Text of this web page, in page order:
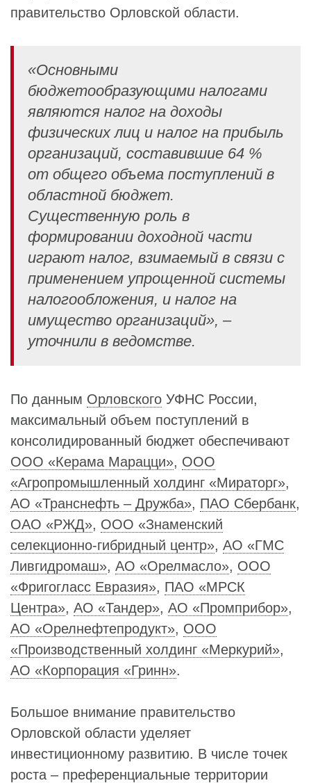
правительство Орловской области.
«Основными
бюджетообразующими налогами
являются налог на доходы
физических лиц и налог на прибыль
организаций, составившие 64 %
от общего объема поступлений в
областной бюджет.
Существенную роль в
формировании доходной части
играют налог, взимаемый в связи с
применением упрощенной системы
налогообложения, и налог на
имущество организаций», –
уточнили в ведомстве.
По данным Орловского УФНС России,
максимальный объем поступлений в
консолидированный бюджет обеспечивают
ООО «Керама Марацци», ООО
«Агропромышленный холдинг «Мираторг»,
АО «Транснефть – Дружба», ПАО Сбербанк,
ОАО «РЖД», ООО «Знаменский
селекционно-гибридный центр», АО «ГМС
Ливгидромаш», АО «Орелмасло», ООО
«Фригогласс Евразия», ПАО «МРСК
Центра», АО «Тандер», АО «Промприбор»,
АО «Орелнефтепродукт», ООО
«Производственный холдинг «Меркурий»,
АО «Корпорация «Гринн».
Большое внимание правительство
Орловской области уделяет
инвестиционному развитию. В числе точек
роста – преференциальные территории